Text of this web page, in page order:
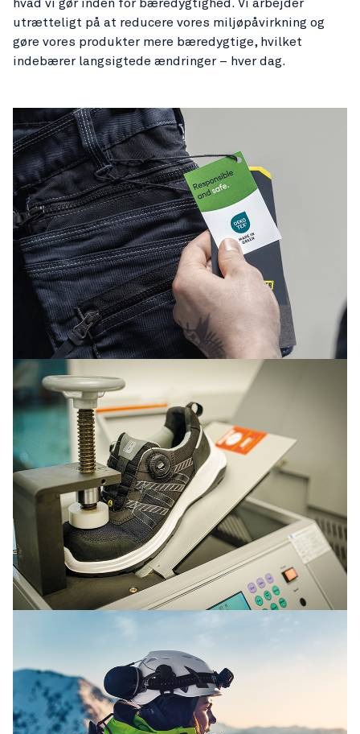
hvad vi gør inden for bæredygtighed. Vi arbejder
utrætteligt på at reducere vores miljøpåvirkning og
gøre vores produkter mere bæredygtige, hvilket
indebærer langsigtede ændringer – hver dag.